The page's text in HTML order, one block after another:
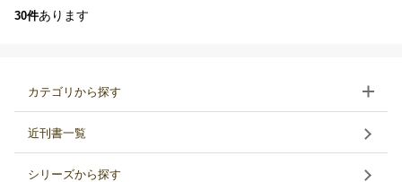
30件あります
カテゴリから探す
近刊書一覧
シリーズから探す